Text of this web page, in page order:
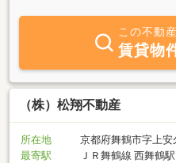
づくりに社員一丸となって取組
長し、皆様から必要とされる企
この不動
賃貸物
（株）松翔不動産
所在地
京都府舞鶴市字上安
最寄駅
ＪＲ舞鶴線 西舞鶴